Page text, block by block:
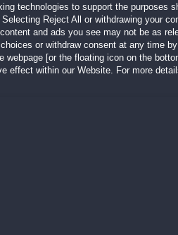
technologies to support the purposes
Reject All or withdrawing your
and ads you see may not be as
or withdraw consent at any time
webpage [or the floating icon on the
effect within our Website. For more